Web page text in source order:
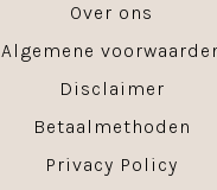
Over ons
Algemene
Disclaimer
Betaalmethoden
Privacy Policy